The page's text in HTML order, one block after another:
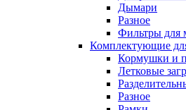
Дымари
Разное
Фильтры для
Комплектующие
Кормушки и
Летковые
Разное